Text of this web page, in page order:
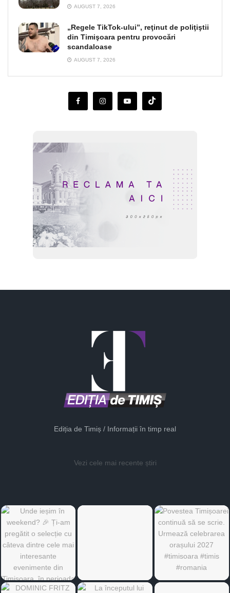
AUGUST 7, 2026
„Regele TikTok-ului”, reţinut de poliţiştii
din Timişoara pentru provocări
scandaloase
AUGUST 7, 2026
Ediția de Timiș / Informații în timp real
Vezi cele mai recente știri